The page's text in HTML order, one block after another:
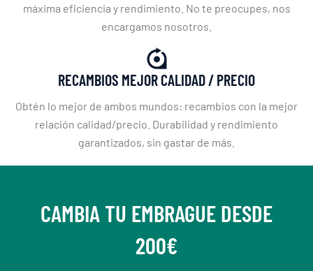
máxima eficiencia y rendimiento. No te preocupes, nos
encargamos nosotros.
RECAMBIOS MEJOR CALIDAD / PRECIO
Obtén lo mejor de ambos mundos: recambios con la mejor
relación calidad/precio. Durabilidad y rendimiento
garantizados, sin gastar de más.
CAMBIA TU EMBRAGUE DESDE
200€